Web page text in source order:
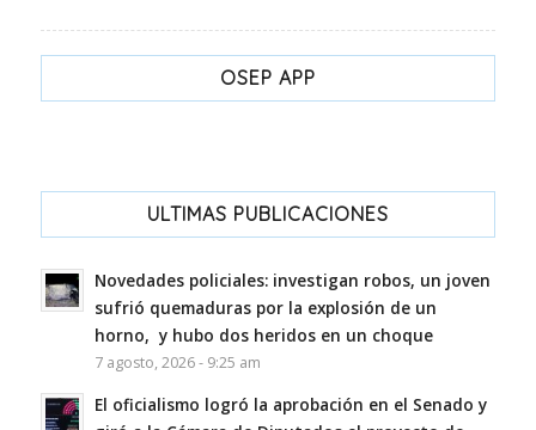
OSEP APP
ULTIMAS PUBLICACIONES
Novedades policiales: investigan robos, un joven
sufrió quemaduras por la explosión de un
horno, y hubo dos heridos en un choque
7 agosto, 2026 - 9:25 am
El oficialismo logró la aprobación en el Senado y